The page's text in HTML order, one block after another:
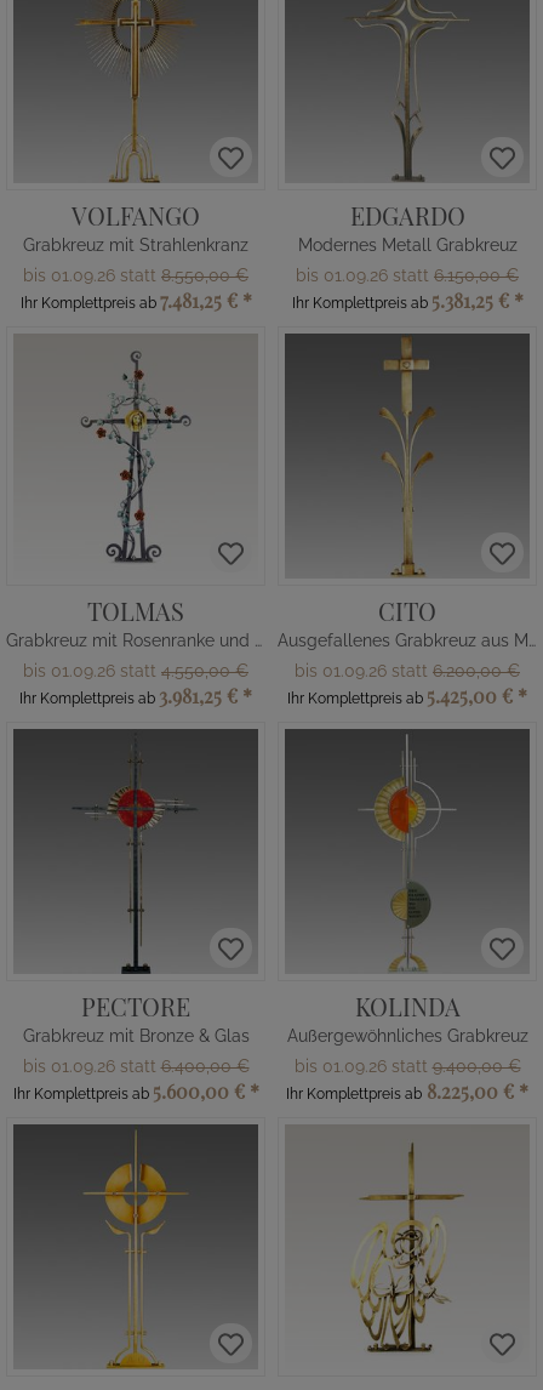
VOLFANGO
Grabkreuz mit Strahlenkranz
bis 01.09.26 statt 8.550,00 €
Ihr Komplettpreis ab 7.481,25 € *
EDGARDO
Modernes Metall Grabkreuz
bis 01.09.26 statt 6.150,00 €
Ihr Komplettpreis ab 5.381,25 € *
TOLMAS
Grabkreuz mit Rosenranke und Heiligenrelief
bis 01.09.26 statt 4.550,00 €
Ihr Komplettpreis ab 3.981,25 € *
CITO
Ausgefallenes Grabkreuz aus Metall
bis 01.09.26 statt 6.200,00 €
Ihr Komplettpreis ab 5.425,00 € *
PECTORE
Grabkreuz mit Bronze & Glas
bis 01.09.26 statt6.400,00 €
Ihr Komplettpreis ab 5.600,00 € *
KOLINDA
Außergewöhnliches Grabkreuz
bis 01.09.26 statt9.400,00 €
Ihr Komplettpreis ab 8.225,00 € *